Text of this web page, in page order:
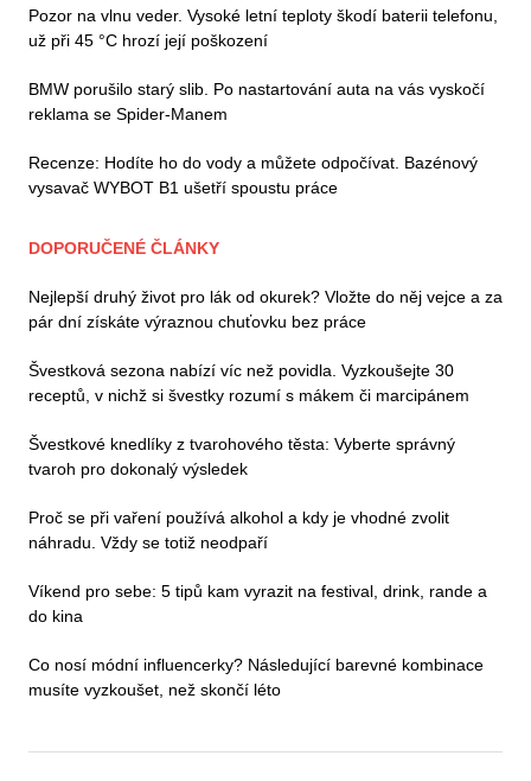
Pozor na vlnu veder. Vysoké letní teploty škodí baterii telefonu,
už při 45 °C hrozí její poškození
BMW porušilo starý slib. Po nastartování auta na vás vyskočí
reklama se Spider-Manem
Recenze: Hodíte ho do vody a můžete odpočívat. Bazénový
vysavač WYBOT B1 ušetří spoustu práce
DOPORUČENÉ ČLÁNKY
Nejlepší druhý život pro lák od okurek? Vložte do něj vejce a za
pár dní získáte výraznou chuťovku bez práce
Švestková sezona nabízí víc než povidla. Vyzkoušejte 30
receptů, v nichž si švestky rozumí s mákem či marcipánem
Švestkové knedlíky z tvarohového těsta: Vyberte správný
tvaroh pro dokonalý výsledek
Proč se při vaření používá alkohol a kdy je vhodné zvolit
náhradu. Vždy se totiž neodpaří
Víkend pro sebe: 5 tipů kam vyrazit na festival, drink, rande a
do kina
Co nosí módní influencerky? Následující barevné kombinace
musíte vyzkoušet, než skončí léto